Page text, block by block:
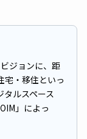
ジョンに、距
宅・移住といっ
ルスペース
」によっ